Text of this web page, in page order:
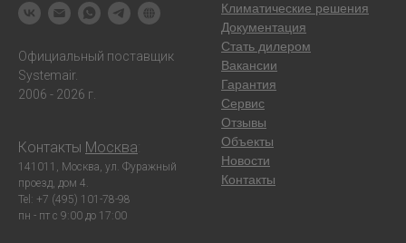
Официальный поставщик
Systemair.
2006 - 2026 г.
Контакты Москва
141011, Москва, ул. Фуражный
проезд, дом 4.
Tel: +7 (495) 101-78-98
пн - пт с 9:00 до 17:00
Климатические решения
Документация
Стать дилером
Вакансии
Гарантия
Сервис
Отзывы
Объекты
Новости
Контакты